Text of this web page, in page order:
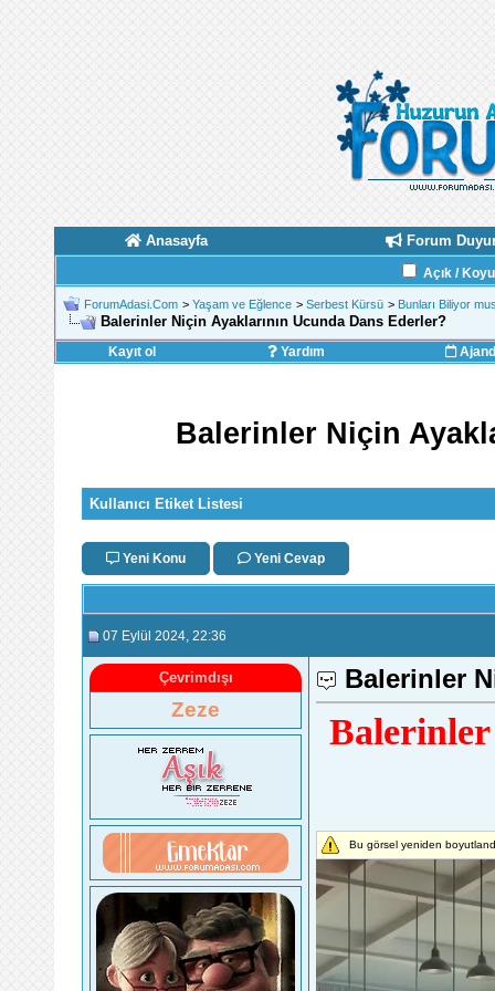
Anasayfa Forum
Açık /
ForumAdasi.Com > Yaşam ve Eğlence > Serbest Kürsü > Bunları Biliyor
Balerinler Niçin Ayaklarının Ucunda Dans Ederler?
Kayıt ol Yardım
Balerinler Niçin
Kullanıcı Etiket Listesi
Yeni Konu Yeni Cevap
07 Eylül 2024 , 22:36
Çevrimdışı
Zeze
Balerinler
Balerinler
Bu görsel yeniden